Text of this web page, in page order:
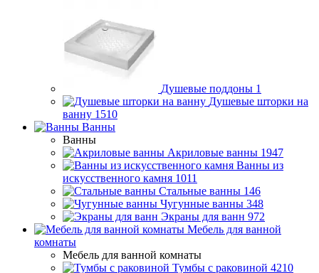
Душевые поддоны 1
Душевые шторки на
ванну 1510
Ванны
Ванны
Акриловые ванны 1947
Ванны из
искусственного камня 1011
Стальные ванны 146
Чугунные ванны 348
Экраны для ванн 972
Мебель для ванной
комнаты
Мебель для ванной комнаты
Тумбы с раковиной 4210